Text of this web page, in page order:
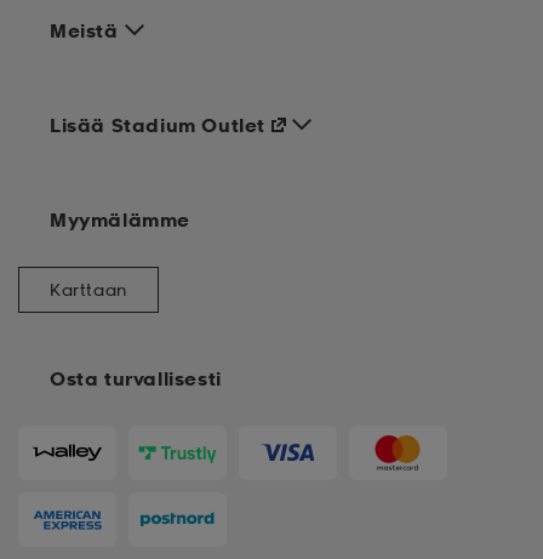
Meistä
Osta turvallisesti
Lisää Stadium Outlet
Myymälämme
Karttaan